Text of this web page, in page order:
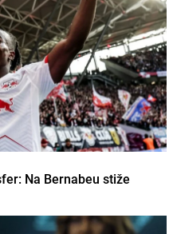
Na Bernabeu stiže